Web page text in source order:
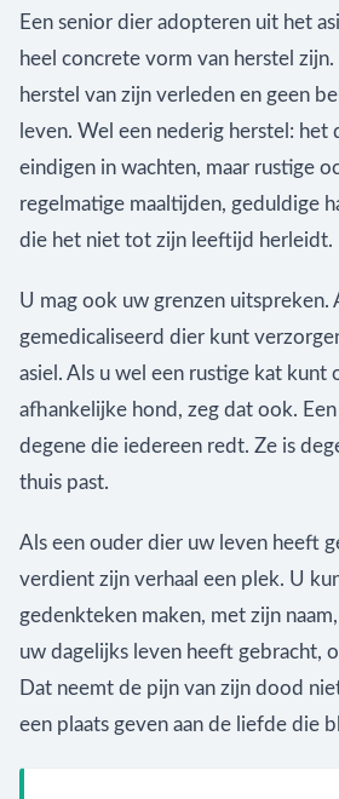
Een senior dier adopteren uit het
heel concrete vorm van herstel zijn.
herstel van zijn verleden en geen
leven. Wel een nederig herstel: het
eindigen in wachten, maar rustige
regelmatige maaltijden, geduldige
die het niet tot zijn leeftijd herleidt.
U mag ook uw grenzen uitspreken.
gemedicaliseerd dier kunt
asiel. Als u wel een rustige kat kunt
afhankelijke hond, zeg dat ook.
degene die iedereen redt. Ze is
thuis past.
Als een ouder dier uw leven heeft
verdient zijn verhaal een plek. U
gedenkteken maken, met zijn
uw dagelijks leven heeft gebracht,
Dat neemt de pijn van zijn dood
een plaats geven aan de liefde die